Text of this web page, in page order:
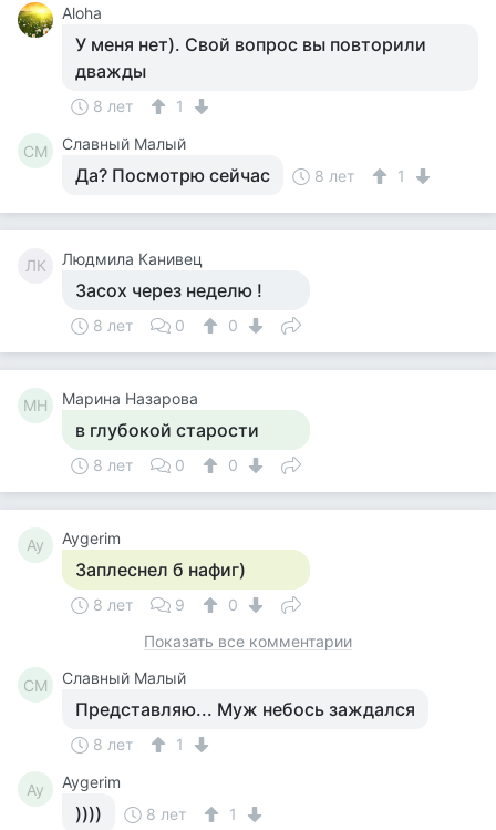
Aloha
У меня нет). Свой вопрос вы повторили
дважды
8 лет 1
СМ Славный Малый
Да? Посмотрю сейчас 8 лет 1
ЛК Людмила Канивец
Засох через неделю !
8 лет 0 0
МН Марина Назарова
в глубокой старости
8 лет 0 0
Ay Aygerim
Заплеснел б нафиг)
8 лет 9
0
Показать все комментарии
СМ Славный Малый
Представляю... Муж небось заждался
8 лет 1
Ay Aygerim
)))) 8 лет 1